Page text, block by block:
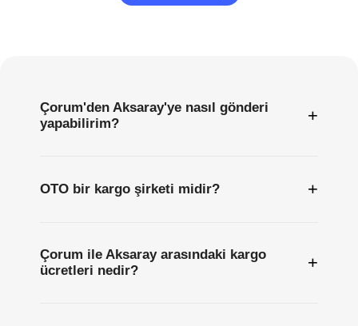
Çorum'den Aksaray'ye nasıl gönderi
yapabilirim?
+
OTO bir kargo şirketi midir? +
Çorum ile Aksaray arasındaki kargo
ücretleri nedir?
+